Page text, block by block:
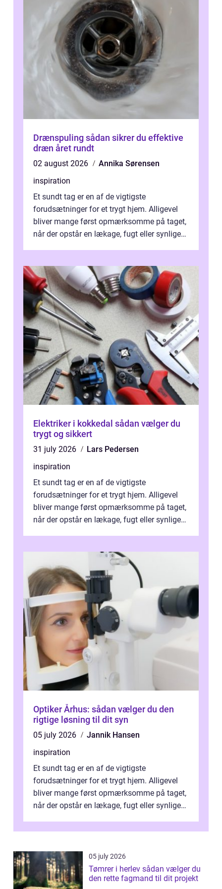
Drænspuling sådan sikrer du effektive
dræn året rundt
02 august 2026
Annika Sørensen
inspiration
Et sundt tag er en af de vigtigste
forudsætninger for et trygt hjem. Alligevel
bliver mange først opmærksomme på taget,
når der opstår en lækage, fugt eller synlige
Elektriker i kokkedal sådan vælger du
trygt og sikkert
31 july 2026
Lars Pedersen
inspiration
Et sundt tag er en af de vigtigste
forudsætninger for et trygt hjem. Alligevel
bliver mange først opmærksomme på taget,
når der opstår en lækage, fugt eller synlige
Optiker Århus: sådan vælger du den
rigtige løsning til dit syn
05 july 2026
Jannik Hansen
inspiration
Et sundt tag er en af de vigtigste
forudsætninger for et trygt hjem. Alligevel
bliver mange først opmærksomme på taget,
når der opstår en lækage, fugt eller synlige
05 july 2026
Tømrer i herlev sådan vælger du
den rette fagmand til dit projekt